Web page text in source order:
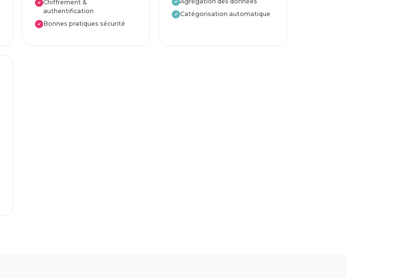
✓ Chiffrement &
authentification
✓ Bonnes pratiques sécurité
✓
✓ Catégorisation automatique